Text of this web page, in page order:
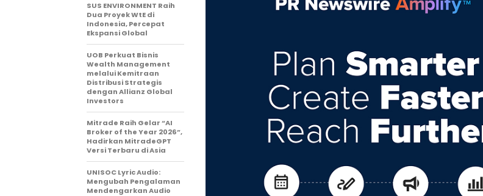
SUS ENVIRONMENT Raih
Dua Proyek WtE di
Indonesia, Percepat
Ekspansi Global
UOB Perkuat Bisnis
Wealth Management
melalui Kemitraan
Distribusi Strategis
dengan Allianz Global
Investors
Mitrade Raih Gelar “AI
Broker of the Year 2026”,
Hadirkan MitradeGPT
Versi Terbaru di Asia
UNISOC Lyric Audio:
Mengubah Pengalaman
Mendengarkan Audio